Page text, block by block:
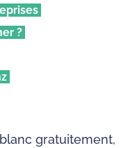
?
gratuitement,